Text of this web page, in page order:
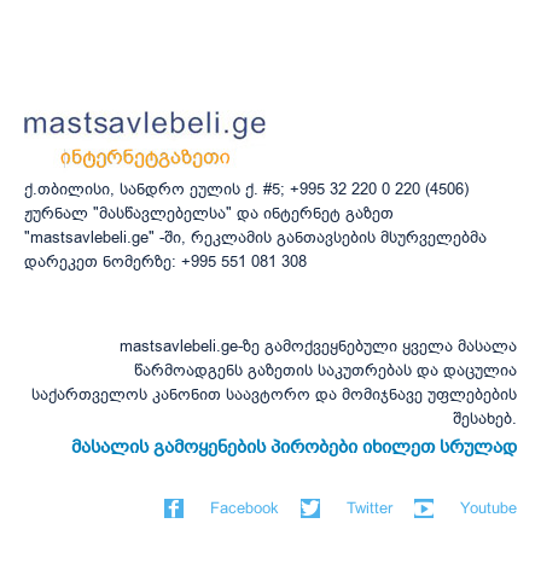
ქ.თბილისი, სანდრო ეულის ქ. #5; +995 32 220 0 220 (4506)
ჟურნალ "მასწავლებელსა" და ინტერნეტ გაზეთ
"mastsavlebeli.ge" -ში, რეკლამის განთავსების მსურველებმა
დარეკეთ ნომერზე: +995 551 081 308
mastsavlebeli.ge-ზე გამოქვეყნებული ყველა მასალა
წარმოადგენს გაზეთის საკუთრებას და დაცულია
საქართველოს კანონით საავტორო და მომიჯნავე უფლებების
შესახებ.
მასალის გამოყენების პირობები იხილეთ სრულად
Facebook Twitter Youtube